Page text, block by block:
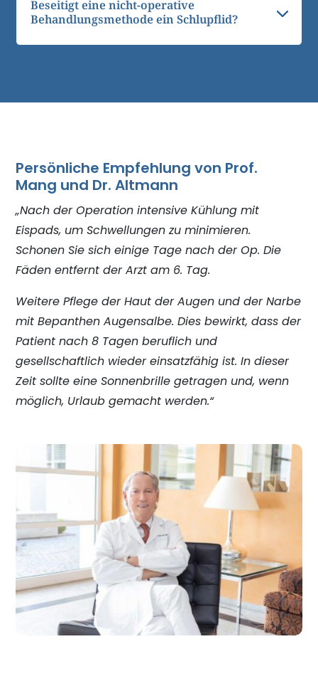
Beseitigt eine nicht-operative
Behandlungsmethode ein Schlupflid?
Persönliche Empfehlung von Prof.
Mang und Dr. Altmann
„Nach der Operation intensive Kühlung mit
Eispads, um Schwellungen zu minimieren.
Schonen Sie sich einige Tage nach der Op. Die
Fäden entfernt der Arzt am 6. Tag.
Weitere Pflege der Haut der Augen und der Narbe
mit Bepanthen Augensalbe. Dies bewirkt, dass der
Patient nach 8 Tagen beruflich und
gesellschaftlich wieder einsatzfähig ist. In dieser
Zeit sollte eine Sonnenbrille getragen und, wenn
möglich, Urlaub gemacht werden.“